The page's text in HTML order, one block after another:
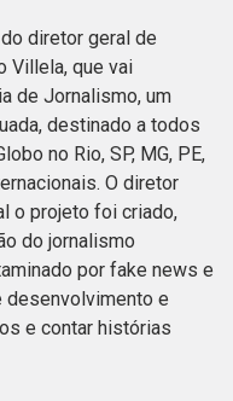
diretor geral de
Villela, que vai
de Jornalismo, um
destinado a todos
no Rio, SP, MG, PE,
O diretor
o projeto foi criado,
do jornalismo
por fake news e
desenvolvimento e
e contar histórias